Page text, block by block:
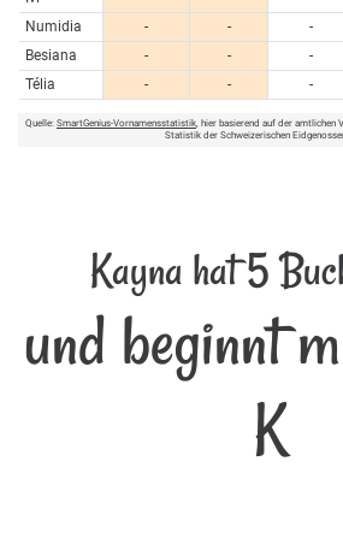
Numidia
- - -
Besiana
- - -
Télia
- - -
Quelle: SmartGenius-Vornamensstatistik, hier basierend auf der amtlichen
Statistik der Schweizerischen
Kayna hat 5
und beginnt
K